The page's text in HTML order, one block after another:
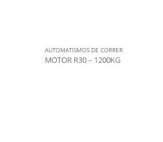
AUTOMATISMOS DE CORRER
MOTOR R30 – 1200KG